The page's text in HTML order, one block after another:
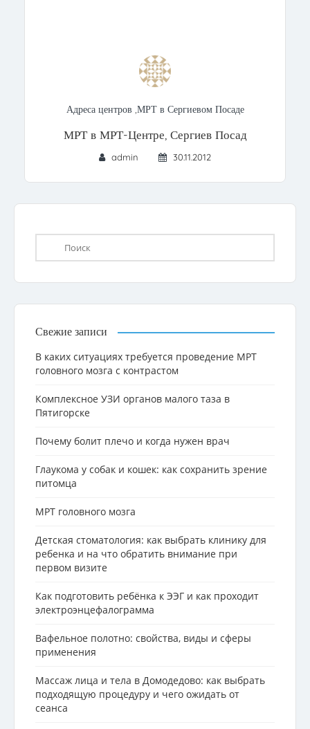
Адреса центров ,МРТ в Сергиевом Посаде
МРТ в МРТ-Центре, Сергиев Посад
admin 30.11.2012
Свежие записи
В каких ситуациях требуется проведение МРТ
головного мозга с контрастом
Комплексное УЗИ органов малого таза в
Пятигорске
Почему болит плечо и когда нужен врач
Глаукома у собак и кошек: как сохранить зрение
питомца
МРТ головного мозга
Детская стоматология: как выбрать клинику для
ребенка и на что обратить внимание при
первом визите
Как подготовить ребёнка к ЭЭГ и как проходит
электроэнцефалограмма
Вафельное полотно: свойства, виды и сферы
применения
Массаж лица и тела в Домодедово: как выбрать
подходящую процедуру и чего ожидать от
сеанса